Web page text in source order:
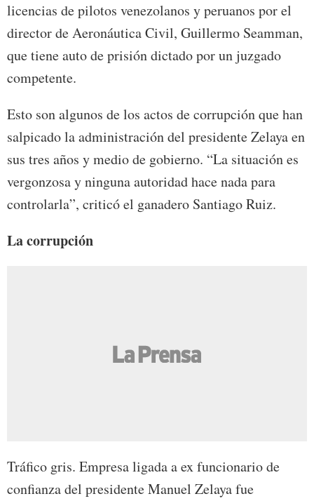
licencias de pilotos venezolanos y peruanos por el
director de Aeronáutica Civil, Guillermo Seamman,
que tiene auto de prisión dictado por un juzgado
competente.
Esto son algunos de los actos de corrupción que han
salpicado la administración del presidente Zelaya en
sus tres años y medio de gobierno. “La situación es
vergonzosa y ninguna autoridad hace nada para
controlarla”, criticó el ganadero Santiago Ruiz.
La corrupción
Tráfico gris. Empresa ligada a ex funcionario de
confianza del presidente Manuel Zelaya fue